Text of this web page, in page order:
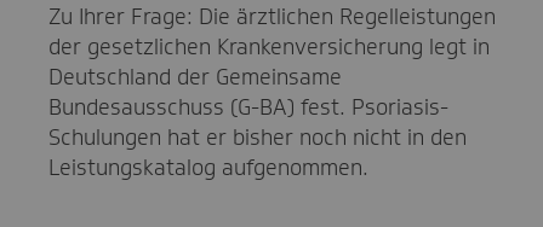
Zu Ihrer Frage: Die ärztlichen Regelleistungen
der gesetzlichen Krankenversicherung legt in
Deutschland der Gemeinsame
Bundesausschuss (G-BA) fest. Psoriasis-
Schulungen hat er bisher noch nicht in den
Leistungskatalog aufgenommen.